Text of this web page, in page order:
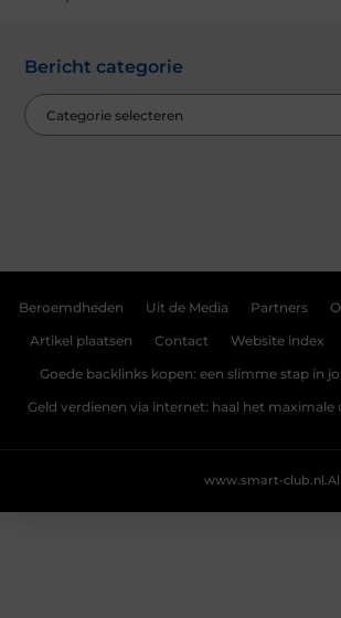
Bericht categorie
Beroemdheden Uit de Media Partners
Artikel plaatsen Contact Website index
Goede backlinks kopen: een slimme stap in
Geld verdienen via internet: haal het maximale
www.smart-club.nl.